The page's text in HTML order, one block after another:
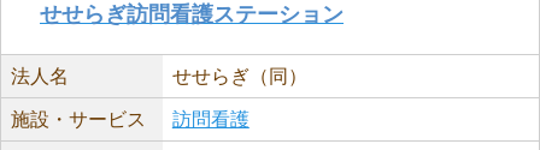
せせらぎ訪問看護ステーション
法人名 せせらぎ（同）
施設・サービス 訪問看護